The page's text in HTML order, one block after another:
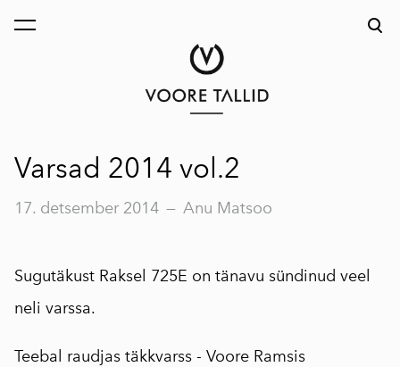
lisati ostukorvi.
Varsad 2014 vol.2
17. detsember 2014 — Anu Matsoo
Sugutäkust Raksel 725E on tänavu sündinud veel
neli varssa.
Teebal raudjas täkkvarss - Voore Ramsis